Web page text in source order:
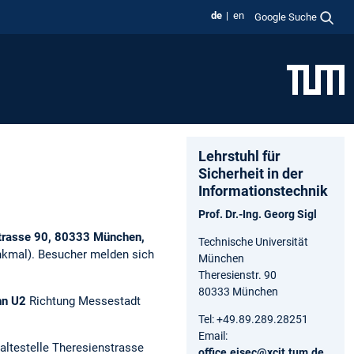
de en Google Suche
90, 80333 München,
Besucher melden sich
U2 Richtung Messestadt
Theresienstrasse
Lehrstuhl für
Sicherheit in der
Informationstechnik
Prof. Dr.-Ing. Georg Sigl
Technische Universität
München
Theresienstr. 90
80333 München
Tel: +49.89.289.28251
Email: